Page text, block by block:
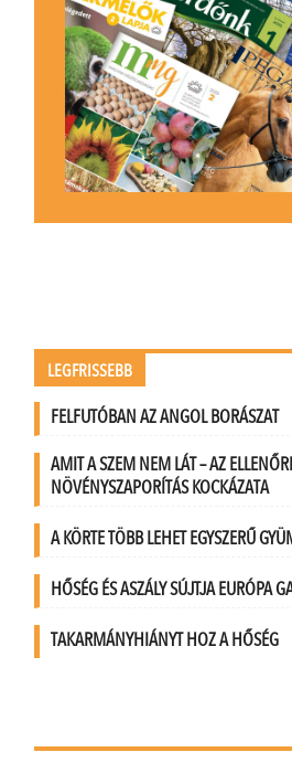
LEGFRISSEBB
FELFUTÓBAN AZ ANGOL BORÁSZAT
AMIT A SZEM NEM LÁT – AZ
NÖVÉNYSZAPORÍTÁS KOCKÁZATA
A KÖRTE TÖBB LEHET EGYSZERŰ
HŐSÉG ÉS ASZÁLY SÚJTJA EURÓPA
TAKARMÁNYHIÁNYT HOZ A HŐSÉG